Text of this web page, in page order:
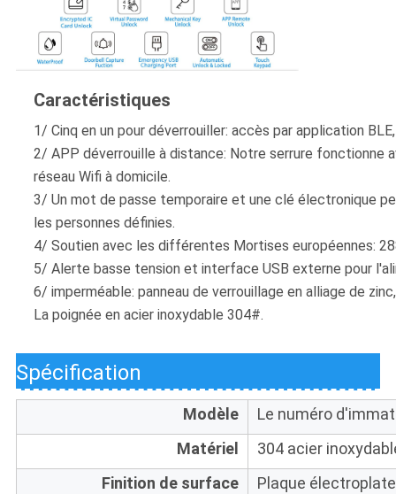
Caractéristiques
1/ Cinq en un pour déverrouiller: accès par application
2/ APP déverrouille à distance: Notre serrure fonctionne
réseau Wifi à domicile.
3/ Un mot de passe temporaire et une clé électronique
les personnes définies.
4/ Soutien avec les différentes Mortises européennes:
5/ Alerte basse tension et interface USB externe pour
6/ imperméable: panneau de verrouillage en alliage de
La poignée en acier inoxydable 304#.
Spécification
Modèle
Le numéro
Matériel
304 acier
Finition de surface
Plaque électroplate